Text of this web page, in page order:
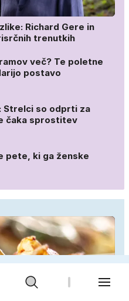
Richard Gere in
trenutkih
več? Te poletne
postavo
Strelci so odprti za
čaka sprostitev
pete, ki ga ženske